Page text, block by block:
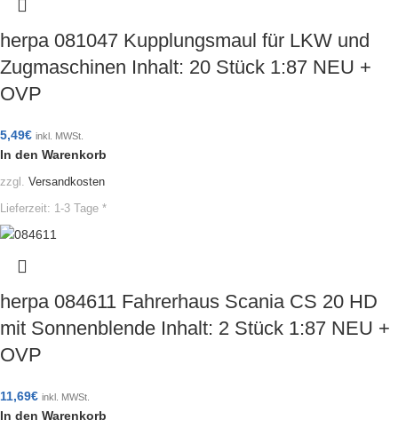
herpa 081047 Kupplungsmaul für LKW und
Zugmaschinen Inhalt: 20 Stück 1:87 NEU +
OVP
5,49€ inkl. MWSt.
In den Warenkorb
zzgl. Versandkosten
Lieferzeit: 1-3 Tage *
herpa 084611 Fahrerhaus Scania CS 20 HD
mit Sonnenblende Inhalt: 2 Stück 1:87 NEU +
OVP
11,69€ inkl. MWSt.
In den Warenkorb